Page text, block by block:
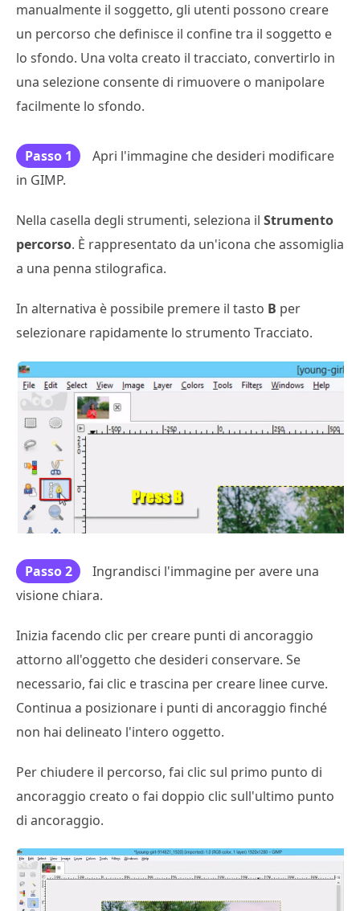
manualmente il soggetto, gli utenti possono creare
un percorso che definisce il confine tra il soggetto e
lo sfondo. Una volta creato il tracciato, convertirlo in
una selezione consente di rimuovere o manipolare
facilmente lo sfondo.
Passo 1
Apri l'immagine che desideri modificare
in GIMP.
Nella casella degli strumenti, seleziona il Strumento
percorso. È rappresentato da un'icona che assomiglia
a una penna stilografica.
In alternativa è possibile premere il tasto B per
selezionare rapidamente lo strumento Tracciato.
Passo 2
Ingrandisci l'immagine per avere una
visione chiara.
Inizia facendo clic per creare punti di ancoraggio
attorno all'oggetto che desideri conservare. Se
necessario, fai clic e trascina per creare linee curve.
Continua a posizionare i punti di ancoraggio finché
non hai delineato l'intero oggetto.
Per chiudere il percorso, fai clic sul primo punto di
ancoraggio creato o fai doppio clic sull'ultimo punto
di ancoraggio.